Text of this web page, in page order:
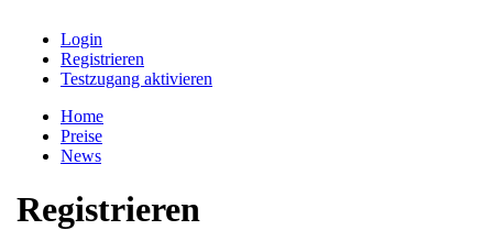
Login
Registrieren
Testzugang aktivieren
Home
Preise
News
Registrieren